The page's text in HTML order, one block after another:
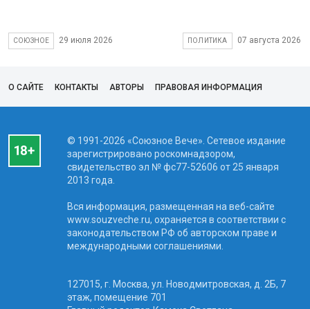
СОЮЗНОЕ 29 июля 2026 ПОЛИТИКА 07 августа 2026
О САЙТЕ КОНТАКТЫ АВТОРЫ ПРАВОВАЯ ИНФОРМАЦИЯ
© 1991-2026 «Союзное Вече». Сетевое издание
зарегистрировано роскомнадзором,
свидетельство эл № фc77-52606 от 25 января
2013 года.
Вся информация, размещенная на веб-сайте
www.souzveche.ru, охраняется в соответствии с
законодательством РФ об авторском праве и
международными соглашениями.
127015, г. Москва, ул. Новодмитровская, д. 2Б, 7
этаж, помещение 701